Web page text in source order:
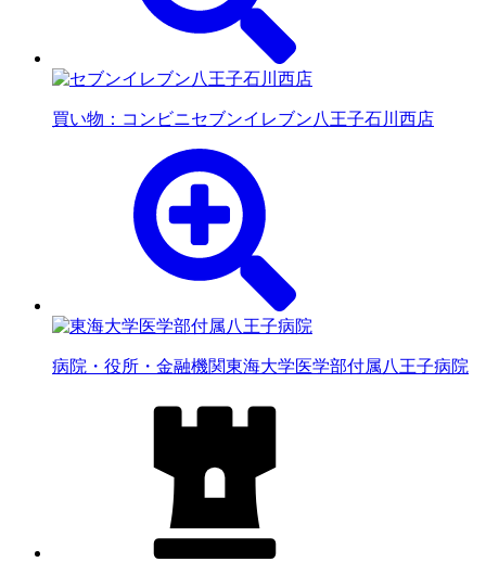
買い物：コンビニセブンイレブン八王子石川西店
病院・役所・金融機関東海大学医学部付属八王子病院